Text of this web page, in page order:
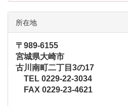
所在地
〒989-6155
宮城県大崎市
古川南町二丁目3の17
TEL 0229-22-3034
FAX 0229-23-4621